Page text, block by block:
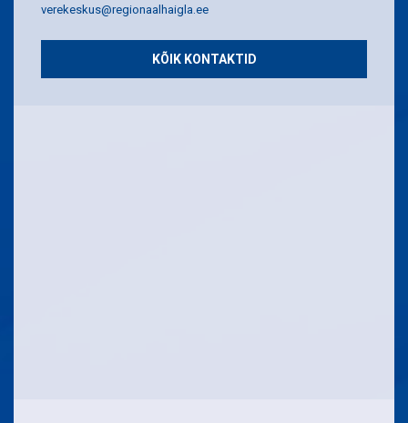
verekeskus@regionaalhaigla.ee
KÕIK KONTAKTID